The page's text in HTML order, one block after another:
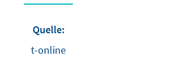
Quelle:
t-online